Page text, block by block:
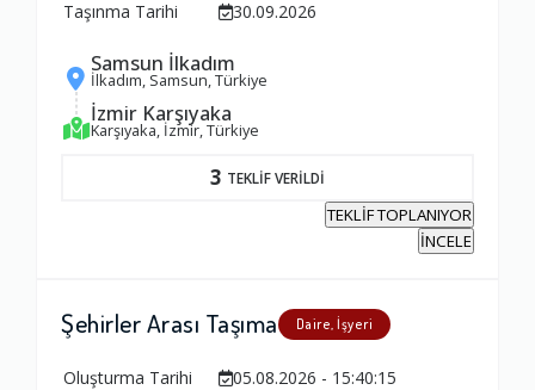
Taşınma Tarihi
30.09.2026
Samsun İlkadım
İlkadım, Samsun, Türkiye
İzmir Karşıyaka
Karşıyaka, İzmir, Türkiye
3 TEKLİF VERİLDİ
TEKLİF TOPLANIYOR
İNCELE
Şehirler Arası Taşıma Daire, İşyeri
Oluşturma Tarihi
05.08.2026 - 15:40:15
Ambalajlama Hizmeti
Firma ile İletişim
1.0
Zamanlama
1.0